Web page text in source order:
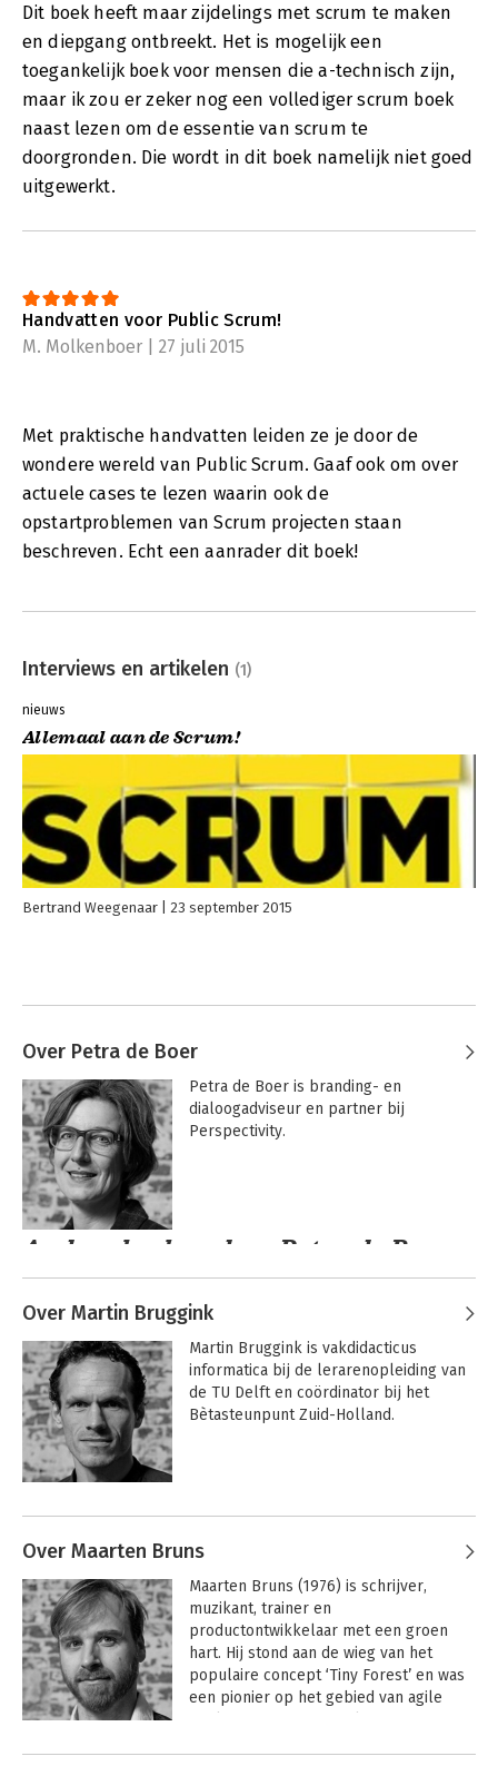
Dit boek heeft maar zijdelings met scrum te maken
en diepgang ontbreekt. Het is mogelijk een
toegankelijk boek voor mensen die a-technisch zijn,
maar ik zou er zeker nog een vollediger scrum boek
naast lezen om de essentie van scrum te
doorgronden. Die wordt in dit boek namelijk niet goed
uitgewerkt.
Handvatten voor Public Scrum!
M. Molkenboer | 27 juli 2015
Met praktische handvatten leiden ze je door de
wondere wereld van Public Scrum. Gaaf ook om over
actuele cases te lezen waarin ook de
opstartproblemen van Scrum projecten staan
beschreven. Echt een aanrader dit boek!
Interviews en artikelen (1)
nieuws
Allemaal aan de Scrum!
Bertrand Weegenaar 23 september 2015
Over Petra de Boer
Petra de Boer is branding- en
dialoogadviseur en partner bij
Perspectivity.
Andere boeken door Petra de Boer
Bekijk alle boeken
Over Martin Bruggink
Martin Bruggink is vakdidacticus
informatica bij de lerarenopleiding van
de TU Delft en coördinator bij het
Bètasteunpunt Zuid-Holland.
Andere boeken door Martin
Over Maarten Bruns
Maarten Bruns (1976) is schrijver,
muzikant, trainer en
productontwikkelaar met een groen
hart. Hij stond aan de wieg van het
populaire concept ‘Tiny Forest’ en was
een pionier op het gebied van agile